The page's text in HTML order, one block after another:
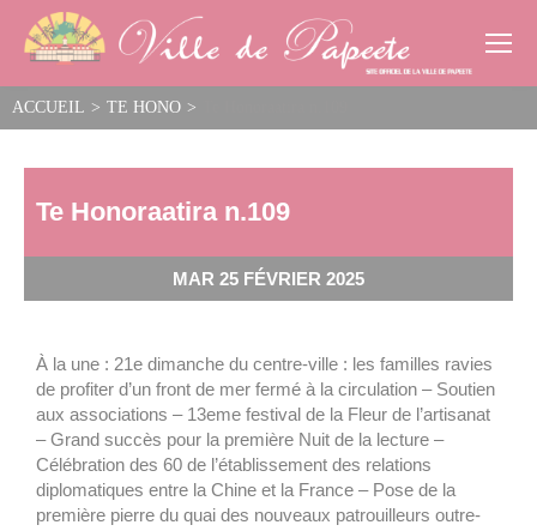
ACCUEIL > TE HONO >
Te Honoraatira n.109
MAR 25 FÉVRIER 2025
À la une : 21e dimanche du centre-ville : les familles ravies
de profiter d’un front de mer fermé à la circulation – Soutien
aux associations – 13eme festival de la Fleur de l’artisanat
– Grand succès pour la première Nuit de la lecture –
Célébration des 60 de l’établissement des relations
diplomatiques entre la Chine et la France – Pose de la
première pierre du quai des nouveaux patrouilleurs outre-
Cookies management panel